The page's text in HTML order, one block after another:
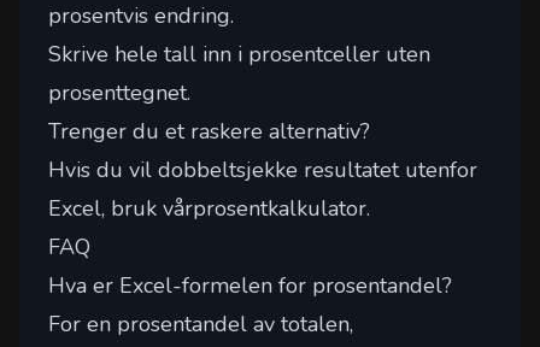
prosentvis endring.
Skrive hele tall inn i prosentceller uten
prosenttegnet.
Trenger du et raskere alternativ?
Hvis du vil dobbeltsjekke resultatet utenfor
Excel, bruk vårprosentkalkulator.
FAQ
Hva er Excel-formelen for prosentandel?
For en prosentandel av totalen,